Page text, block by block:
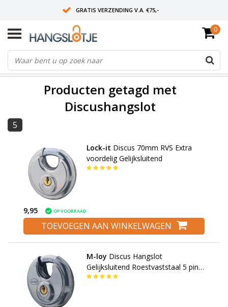
GRATIS VERZENDING V.A. €75,-
OP WERKDAGEN VOOR 15:00 BESTELD? VOLGENDE DAG OP SLOT!
ALLES UIT VOORRAAD
0
Producten getagd met
Discushangslot
5
Lock-it Discus 70mm RVS Extra
voordelig Gelijksluitend
9,95 OP VOORRAAD
TOEVOEGEN AAN WINKELWAGEN
M-loy Discus Hangslot
Gelijksluitend Roestvaststaal 5 pins
70mm